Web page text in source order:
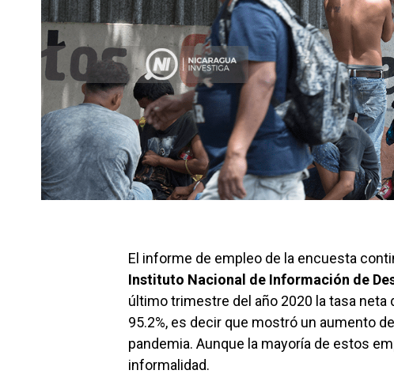
El informe de empleo de la encuesta
Instituto Nacional de Información de
último trimestre del año 2020 la tasa
95.2%, es decir que mostró un aumento
pandemia. Aunque la mayoría de estos
informalidad.